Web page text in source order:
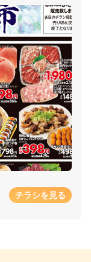
チラシを見る